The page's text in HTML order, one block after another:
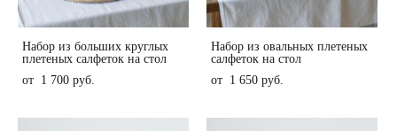
Набор из больших круглых
плетеных салфеток на стол
от 1 700 pуб.
Набор из овальных плетеных
салфеток на стол
от 1 650 pуб.